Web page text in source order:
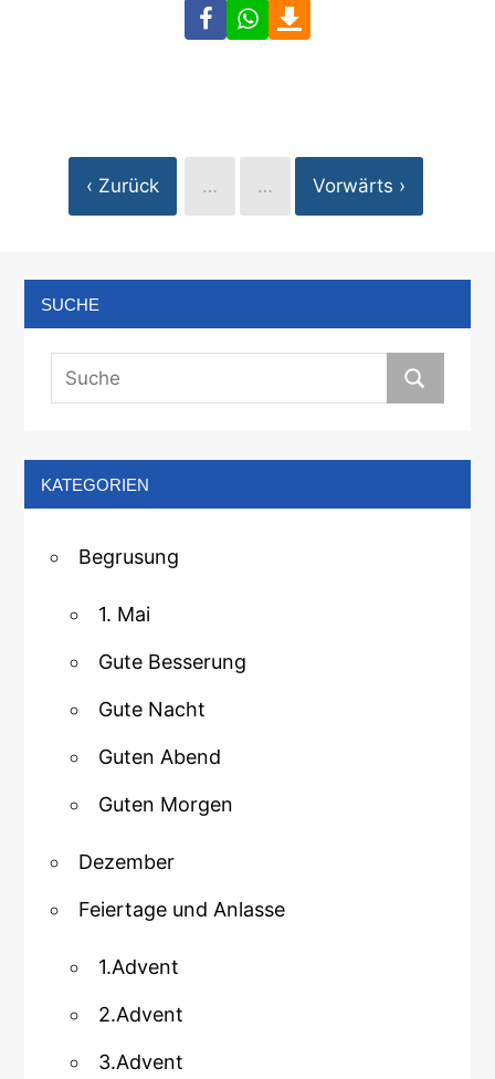
FacebookWhatsApp
‹ Zurück … … Vorwärts ›
SUCHE
KATEGORIEN
Begrusung
1. Mai
Gute Besserung
Gute Nacht
Guten Abend
Guten Morgen
Dezember
Feiertage und Anlasse
1.Advent
2.Advent
3.Advent